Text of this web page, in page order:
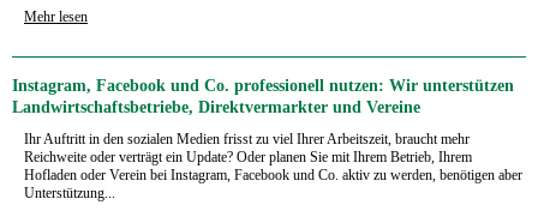
Mehr lesen
Instagram, Facebook und Co. professionell nutzen: Wir unterstützen
Landwirtschaftsbetriebe, Direktvermarkter und Vereine
Ihr Auftritt in den sozialen Medien frisst zu viel Ihrer Arbeitszeit, braucht mehr
Reichweite oder verträgt ein Update? Oder planen Sie mit Ihrem Betrieb, Ihrem
Hofladen oder Verein bei Instagram, Facebook und Co. aktiv zu werden, benötigen aber
Unterstützung...